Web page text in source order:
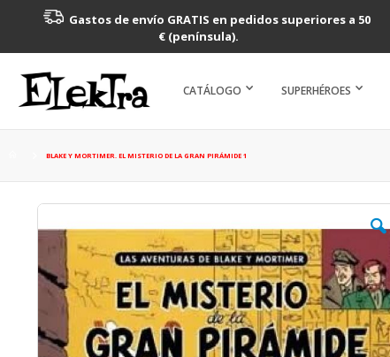
Gastos de envío GRATIS en pedidos superiores a 50
€ (península).
CATÁLOGO SUPERHÉROES
BLAKE Y MORTIMER. EL MISTERIO DE LA GRAN PIRÁMIDE 1
Saltar
al
final
de
la
galería
imágenes